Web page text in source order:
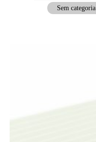
Sem categoria